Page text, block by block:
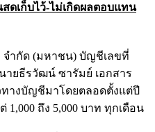
ดเก็บไว้-ไม่เกิดผลตอบแทน
ำกัด (มหาชน) บัญชีเลขที่
ยธีรวัฒน์ ซารัมย์ เอกสาร
างบัญชีมาโดยตลอดตั้งแต่ปี
1,000 ถึง 5,000 บาท ทุกเดือน